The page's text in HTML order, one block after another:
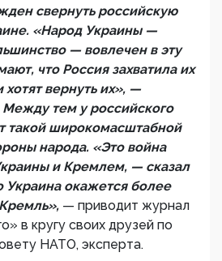
свернуть российскую
«Народ Украины —
— вовлечен в эту
что Россия захватила их
хотят вернуть их», —
Между тем у российского
такой широкомасштабной
народа. «Это война
и Кремлем, — сказал
Украина окажется более
— приводит журнал
в кругу своих друзей по
НАТО, эксперта.